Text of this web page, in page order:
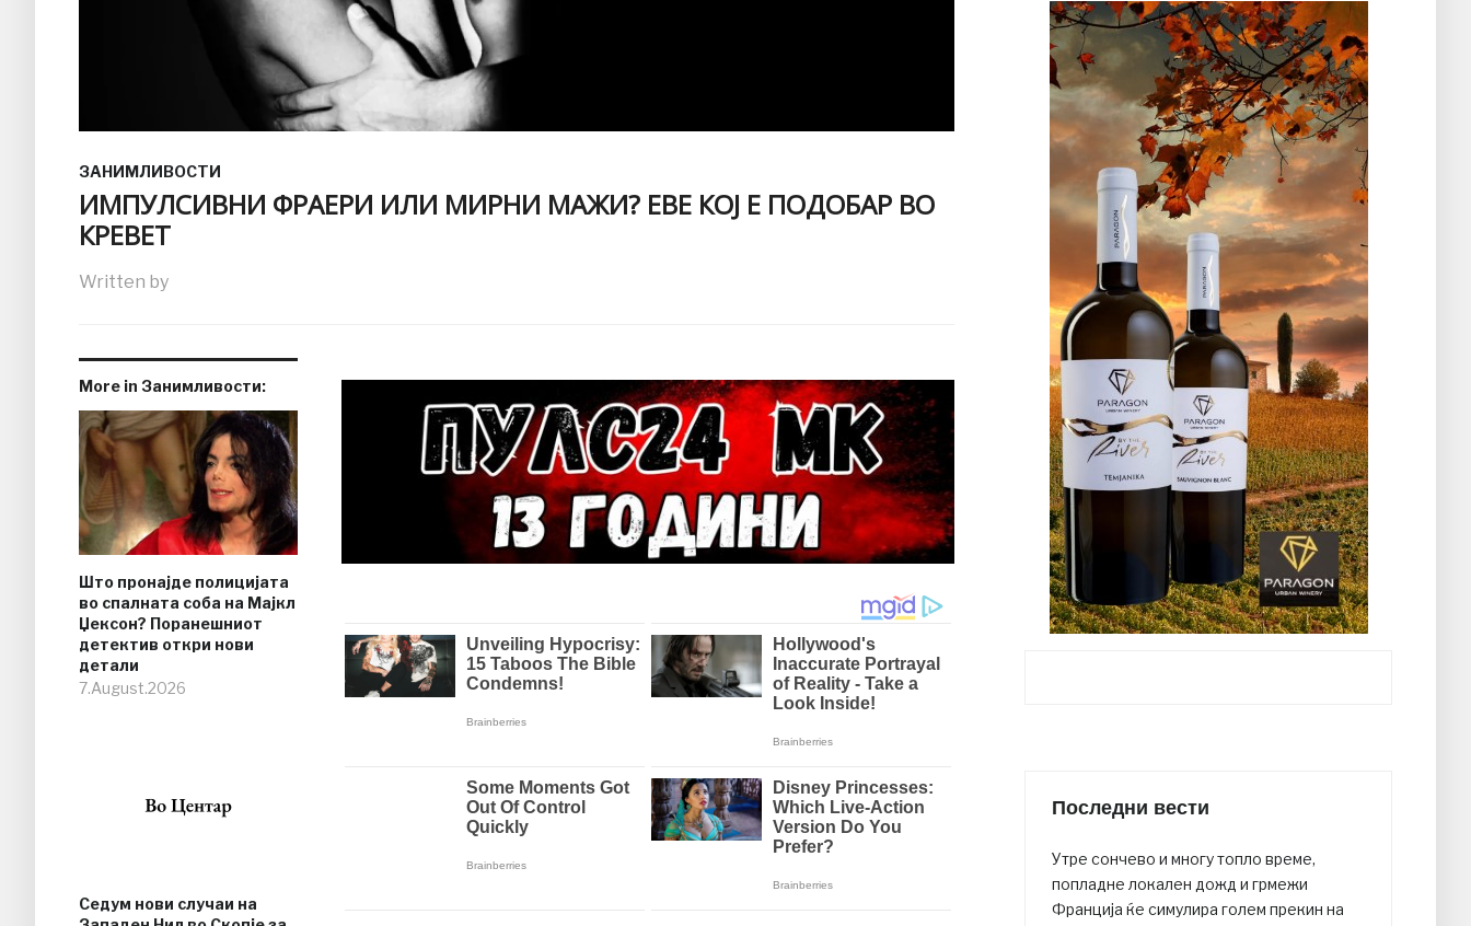
ЗАНИМЛИВОСТИ
ИМПУЛСИВНИ ФРАЕРИ ИЛИ МИРНИ МАЖИ? ЕВЕ КОЈ Е ПОДОБАР ВО
КРЕВЕТ
Written by
More in Занимливости:
Што пронајде полицијата
во спалната соба на Мајкл
Џексон? Поранешниот
детектив откри нови
детали
7.August.2026
Седум нови случаи на
Последни вести
Утре сончево и многу топло време,
попладне локален дожд и грмежи
Франција ќе симулира голем прекин на